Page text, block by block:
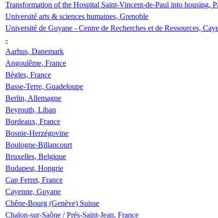
Transformation of the Hospital Saint-Vincent-de-Paul into housing,
Université arts & sciences humaines, Grenoble
Université de Guyane - Centre de Recherches et de Ressources,
-
Aarhus, Danemark
Angoulême, France
Bègles, France
Basse-Terre, Guadeloupe
Berlin, Allemagne
Beyrouth, Liban
Bordeaux, France
Bosnie-Herzégovine
Boulogne-Billancourt
Bruxelles, Belgique
Budapest, Hongrie
Cap Ferret, France
Cayenne, Guyane
Chêne-Bourg (Genève) Suisse
Chalon-sur-Saône / Prés-Saint-Jean, France